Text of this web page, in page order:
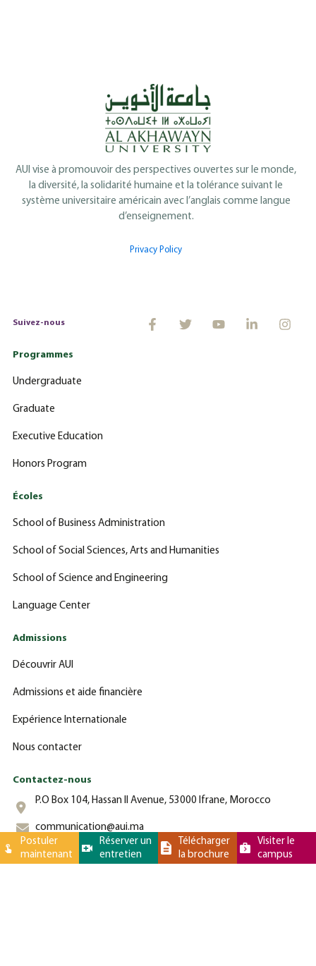
AUI vise à promouvoir des perspectives ouvertes sur le monde,
la diversité, la solidarité humaine et la tolérance suivant le
système universitaire américain avec l’anglais comme langue
d’enseignement.
Privacy Policy
Suivez-nous
Programmes
Undergraduate
Graduate
Executive Education
Honors Program
Écoles
School of Business Administration
School of Social Sciences, Arts and Humanities
School of Science and Engineering
Language Center
Admissions
Découvrir AUI
Admissions et aide financière
Expérience Internationale
Nous contacter
Contactez-nous
P.O Box 104, Hassan II Avenue, 53000 Ifrane, Morocco
communication@aui.ma
+212 (0)-535-862-000
Postuler
maintenant
Réserver un
entretien
Télécharger
la brochure
Visiter le
campus